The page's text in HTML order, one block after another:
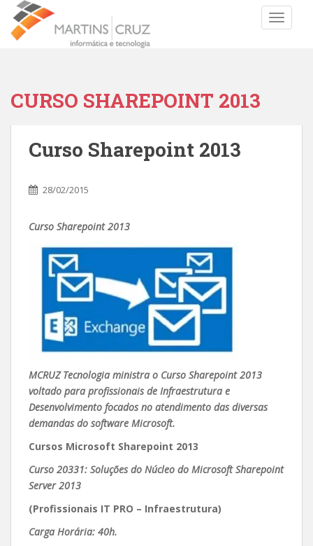
CURSO SHAREPOINT 2013
Curso Sharepoint 2013
28/02/2015
Curso Sharepoint 2013
MCRUZ Tecnologia ministra o Curso Sharepoint 2013
voltado para profissionais de Infraestrutura e
Desenvolvimento focados no atendimento das diversas
demandas do software Microsoft.
Cursos Microsoft Sharepoint 2013
Curso 20331: Soluções do Núcleo do Microsoft Sharepoint
Server 2013
(Profissionais IT PRO – Infraestrutura)
Carga Horária: 40h.